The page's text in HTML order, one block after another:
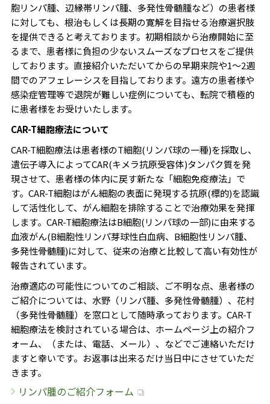
胞リンパ腫、辺縁帯リンパ腫、多発性骨髄腫など）の患者様
に対しても、根治もしくは長期の寛解を目指せる治療選択肢
を提供できると考えております。初期相談から治療開始に至
るまで、患者様に負担の少ないスムーズなプロセスをご提供
しております。直接紹介いただいてからの早期来院や1～2週
間でのアフェレーシスを目指しております。遠方の患者様や
感染症管理等で退院が難しい症例についても、転院で積極的
に患者様をお受けいたします。
CAR-T細胞療法について
CAR-T細胞療法は患者様のT細胞(リンパ球の一種)を採取し、
遺伝子導入によってCAR(キメラ抗原受容体)タンパク質を発
現させて、患者様の体内に戻す新たな「細胞免疫療法」で
す。CAR-T細胞はがん細胞の表面に発現する抗原(標的)を認識
して活性化して、がん細胞を排除することで治療効果を発揮
します。CAR-T細胞療法はB細胞(リンパ球の一部)に由来する
血液がん(B細胞性リンパ芽球性白血病、B細胞性リンパ腫、
多発性骨髄腫)に対して、従来の治療と比較して高い有効性が
報告されています。
治療適応の可能性についてのご相談、ご不明な点、患者様の
ご紹介については、水野（リンパ腫、多発性骨髄腫）、花村
（多発性骨髄腫）を窓口として随時承っております。CAR-T
細胞療法を検討されている場合は、ホームページ上の紹介フ
ォーム、（または、電話、メール）、などでご連絡いただけ
ますと幸いです。お返事は出来るだけ当日中にさせていただ
きます。
リンパ腫のご紹介フォーム